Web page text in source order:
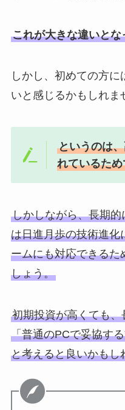
これが大きな違いと
しかし、初めての方
いと感じるかもしれま
というのは
れているた
しかしながら、長期
は日進月歩の技術進化
ームにも対応できるた
しょう。
初期投資が高くても
「普通のPCで妥協す
と考えると良いかもし